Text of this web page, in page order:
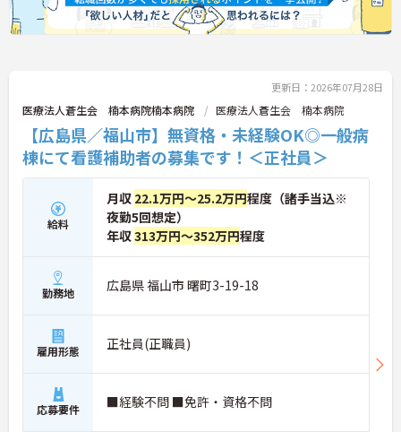
更新日：2026年07月28日
医療法人蒼生会 楠本病院楠本病院 医療法人蒼生会 楠本病院
【広島県／福山市】無資格・未経験OK◎一般病
棟にて看護補助者の募集です！＜正社員＞
給料
月収 22.1万円～25.2万円程度（諸手当込※
夜勤5回想定）
年収313万円～352万円程度
勤務地 広島県 福山市 曙町3-19-18
雇用形態 正社員(正職員)
応募要件 ■経験不問 ■免許・資格不問